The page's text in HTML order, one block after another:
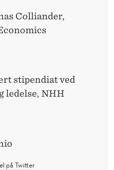
Colliander,
stipendiat ved
ledelse, NHH
på Twitter